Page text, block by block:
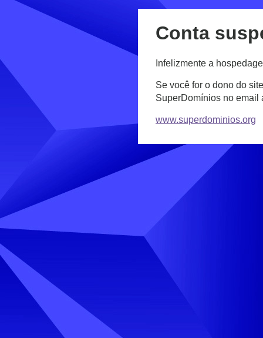
Conta
Infelizmente a
Se você for o dono do
SuperDomínios no email
www.superdominios.org